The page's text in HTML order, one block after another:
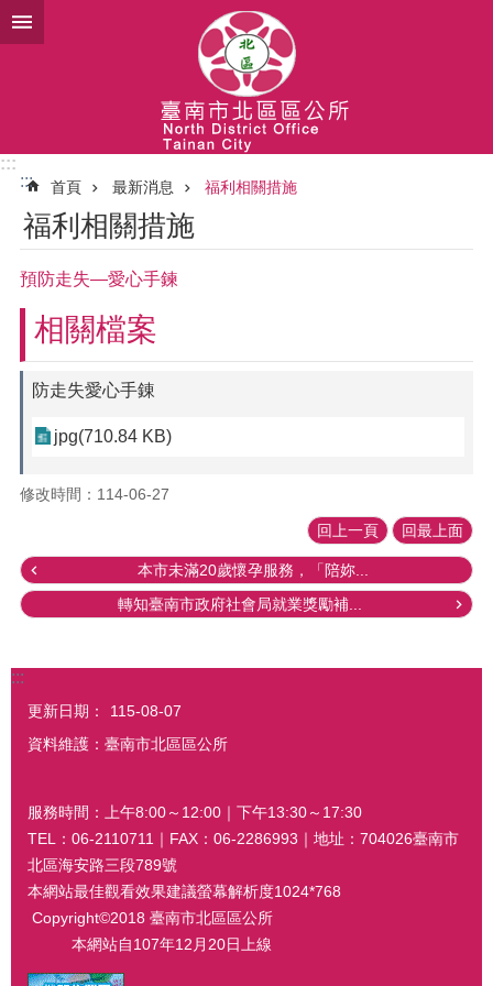
跳到主要內容區塊
:::
:::
首頁 最新消息 福利相關措施
福利相關措施
預防走失—愛心手鍊
相關檔案
防走失愛心手錬
jpg(710.84 KB)
修改時間：114-06-27
回上一頁 回最上面
本市未滿20歲懷孕服務，「陪妳...
轉知臺南市政府社會局就業獎勵補...
:::
更新日期：
115-08-07
資料維護：臺南市北區區公所
服務時間：上午8:00～12:00｜下午13:30～17:30
TEL：06-2110711｜FAX：06-2286993｜地址：704026臺南市
北區海安路三段789號
本網站最佳觀看效果建議螢幕解析度1024*768
Copyright©2018 臺南市北區區公所
本網站自107年12月20日上線